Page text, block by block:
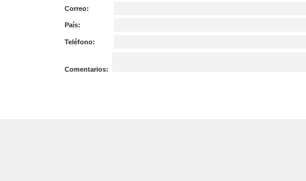
Correo:
País:
Teléfono:
Comentarios: